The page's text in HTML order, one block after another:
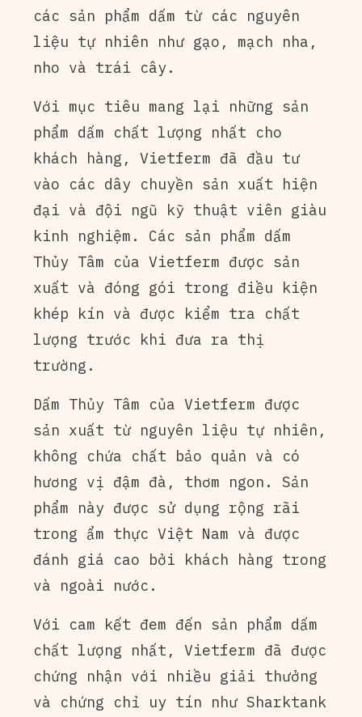
các sản phẩm dấm từ các nguyên
liệu tự nhiên như gạo, mạch nha,
nho và trái cây.
Với mục tiêu mang lại những sản
phẩm dấm chất lượng nhất cho
khách hàng, Vietferm đã đầu tư
vào các dây chuyền sản xuất hiện
đại và đội ngũ kỹ thuật viên giàu
kinh nghiệm. Các sản phẩm dấm
Thủy Tâm của Vietferm được sản
xuất và đóng gói trong điều kiện
khép kín và được kiểm tra chất
lượng trước khi đưa ra thị
trường.
Dấm Thủy Tâm của Vietferm được
sản xuất từ nguyên liệu tự nhiên,
không chứa chất bảo quản và có
hương vị đậm đà, thơm ngon. Sản
phẩm này được sử dụng rộng rãi
trong ẩm thực Việt Nam và được
đánh giá cao bởi khách hàng trong
và ngoài nước.
Với cam kết đem đến sản phẩm dấm
chất lượng nhất, Vietferm đã được
chứng nhận với nhiều giải thưởng
và chứng chỉ uy tín như Sharktank